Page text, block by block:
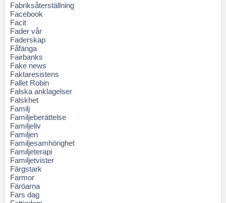
Fabriksåterställning
Facebook
Facit
Fader vår
Faderskap
Fåfänga
Fairbanks
Fake news
Faktaresistens
Fallet Robin
Falska anklagelser
Falskhet
Familj
Familjeberättelse
Familjeliv
Familjen
Familjesamhörighet
Familjeterapi
Familjetvister
Färgstark
Farmor
Färöarna
Fars dag